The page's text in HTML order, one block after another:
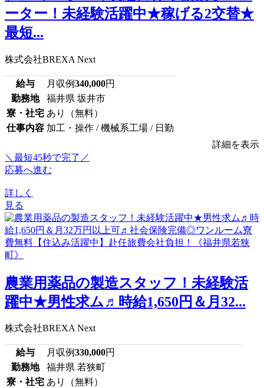
ーター！未経験活躍中★稼げる2交替★
最短...
株式会社BREXA Next
給与 月収例340,000円
勤務地
福井県 坂井市
寮・社宅 あり（無料）
仕事内容 加工・操作 / 機械系工場 / 日勤
詳細を表示
＼最短45秒で完了／
応募へ進む
詳しく
見る
農業用薬品の製造スタッフ！未経験活
躍中★男性求ム♬時給1,650円＆月32...
株式会社BREXA Next
給与 月収例330,000円
勤務地
福井県 若狭町
寮・社宅 あり（無料）